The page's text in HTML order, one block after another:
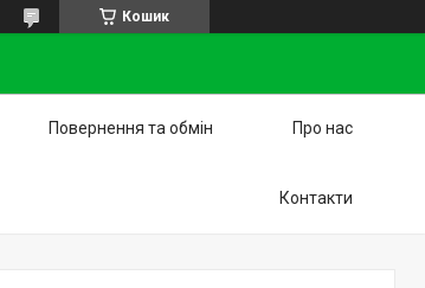
Кошик
Повернення та обмін Про нас
Контакти